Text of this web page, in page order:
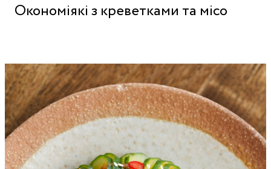
Окономіякі з креветками та місо